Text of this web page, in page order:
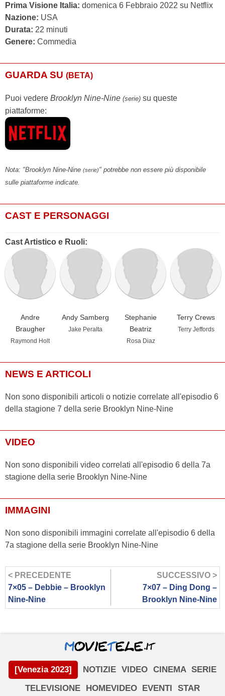
Prima Visione Italia: domenica 6 Febbraio 2022 su Netflix
Nazione: USA
Durata: 22 minuti
Genere: Commedia
GUARDA SU (BETA)
Puoi vedere Brooklyn Nine-Nine (serie) su queste
piattaforme:
Nota: "Brooklyn Nine-Nine (serie)" potrebbe non essere più disponibile
sulle piattaforme indicate.
CAST E PERSONAGGI
Cast Artistico e Ruoli:
Andre
Braugher
Raymond Holt
Andy Samberg
Jake Peralta
Stephanie
Beatriz
Rosa Diaz
Terry Crews
Terry Jeffords
NEWS E ARTICOLI
Non sono disponibili articoli o notizie correlate all'episodio 6
della stagione 7 della serie Brooklyn Nine-Nine
VIDEO
Non sono disponibili video correlati all'episodio 6 della 7a
stagione della serie Brooklyn Nine-Nine
IMMAGINI
Non sono disponibili immagini correlate all'episodio 6 della
7a stagione della serie Brooklyn Nine-Nine
< PRECEDENTE
7×05 – Debbie – Brooklyn
Nine-Nine
SUCCESSIVO >
7×07 – Ding Dong –
Brooklyn Nine-Nine
[Venezia 2023] NOTIZIE VIDEO CINEMA SERIE
TELEVISIONE
HOMEVIDEO EVENTI STAR